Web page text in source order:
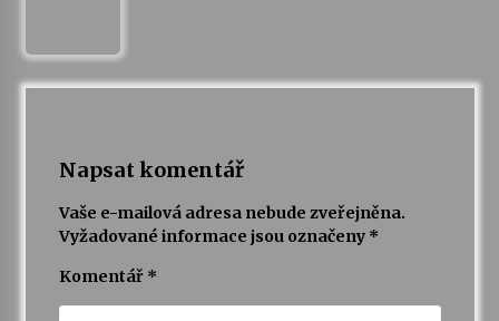
Ozvěny prázdnin
14. 7. 2026
Napsat komentář
Vaše e-mailová adresa nebude zveřejněna.
Vyžadované informace jsou označeny *
Komentář *